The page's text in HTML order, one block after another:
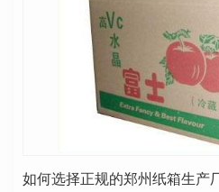
如何选择正规的郑州纸箱生产